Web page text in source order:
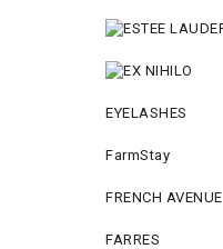
EYELASHES
FarmStay
FRENCH AVENUE
FARRES